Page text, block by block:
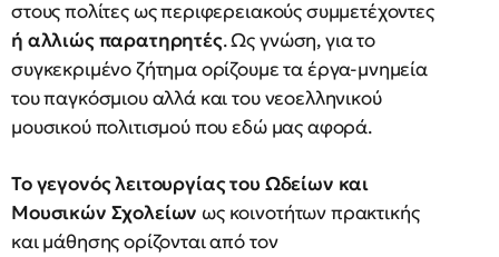
στους πολίτες ως περιφερειακούς συμμετέχοντες
ή αλλιώς παρατηρητές. Ως γνώση, για το
συγκεκριμένο ζήτημα ορίζουμε τα έργα-μνημεία
του παγκόσμιου αλλά και του νεοελληνικού
μουσικού πολιτισμού που εδώ μας αφορά.
Το γεγονός λειτουργίας του Ωδείων και
Μουσικών Σχολείων ως κοινοτήτων πρακτικής
και μάθησης ορίζονται από τον